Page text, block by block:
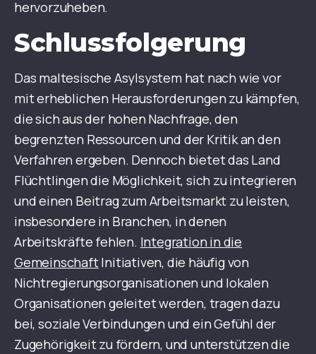
hervorzuheben.
Schlussfolgerung
Das maltesische Asylsystem hat nach wie vor
mit erheblichen Herausforderungen zu kämpfen,
die sich aus der hohen Nachfrage, den
begrenzten Ressourcen und der Kritik an den
Verfahren ergeben. Dennoch bietet das Land
Flüchtlingen die Möglichkeit, sich zu integrieren
und einen Beitrag zum Arbeitsmarkt zu leisten,
insbesondere in Branchen, in denen
Arbeitskräfte fehlen. Integration in die
GemeinschaftInitiativen, die häufig von
Nichtregierungsorganisationen und lokalen
Organisationen geleitet werden, tragen dazu
bei, soziale Verbindungen und ein Gefühl der
Zugehörigkeit zu fördern, und unterstützen die